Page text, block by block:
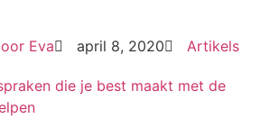
Eva april 8, 2020 Artikels
die je best maakt met de